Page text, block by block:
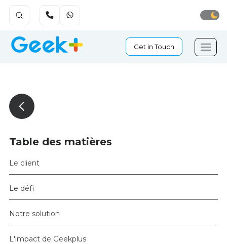
Get in Touch
Table des matières
Le client
Le défi
Notre solution
L'impact de Geekplus